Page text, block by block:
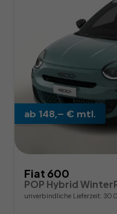
ab 148,– € mtl.
Fiat 600
POP Hybrid
unverbindliche Lieferzeit: